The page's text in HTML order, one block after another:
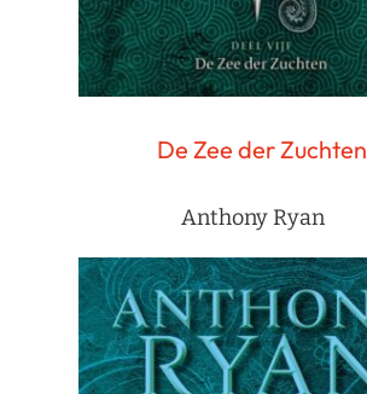
De Zee der Zuchten
Anthony Ryan